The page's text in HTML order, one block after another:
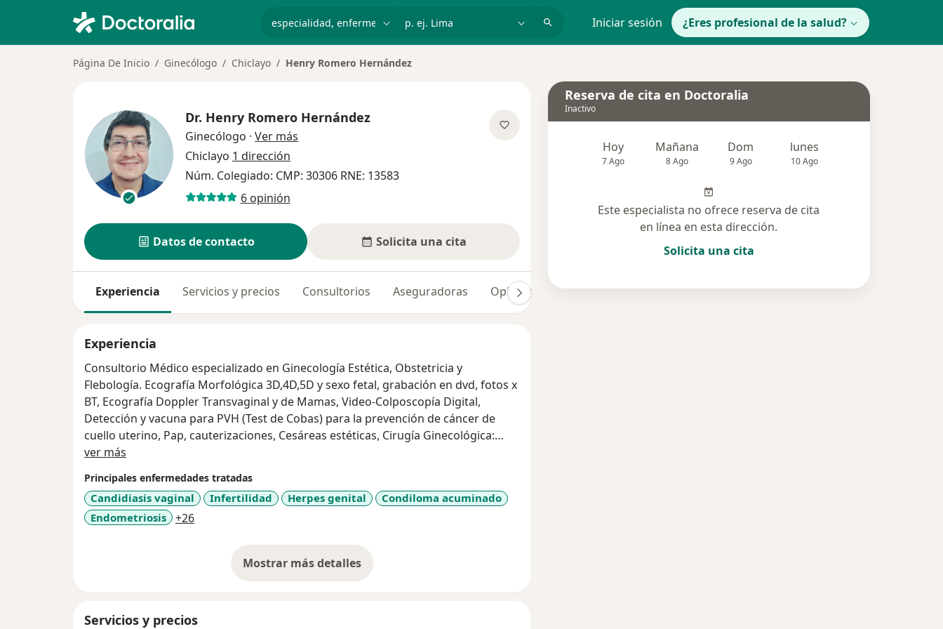
Iniciar sesión ¿Eres profesional de la salud?
Página De Inicio Ginecólogo Chiclayo Henry Romero Hernández
Dr. Henry Romero Hernández
Ginecólogo · Ver más
Chiclayo 1 dirección
Núm. Colegiado: CMP: 30306 RNE: 13583
6 opinión
Datos de contacto Solicita una cita
Experiencia Servicios y precios Consultorios Aseguradoras Opiniones (6)
Experiencia
Consultorio Médico especializado en Ginecología Estética, Obstetricia y
Flebología. Ecografía Morfológica 3D,4D,5D y sexo fetal, grabación en dvd, fotos x
BT, Ecografía Doppler Transvaginal y de Mamas, Video-Colposcopía Digital,
Detección y vacuna para PVH (Test de Cobas) para la prevención de cáncer de
cuello uterino, Pap, cauterizaciones, Cesáreas estéticas, Cirugía Ginecológica:
quistes, prolapsos, fibromas, etc., Labioplastías, Vaginoplastías, relleno de vulva,
marsupialización de quistes y abscesos de Bartholino, correción de pezón
invertido, Escleroterapia de várices con Transiluminador.
*Miembro de la Sociedad Argentina de Ginecología Estética (SARGE)
Surgery y en la Escuela de Lipoescultura del Dr Giorgio Fisher
ver más
Principales enfermedades tratadas
Candidiasis vaginal Infertilidad Herpes genital
Condiloma acuminado
Endometriosis
+26a11y_sr_more_diseases
Mostrar más detalles
sobre la experiencia
Servicios y precios
Reserva de cita en Doctoralia
Inactivo
Hoy
7 Ago
Mañana
8 Ago
Dom
9 Ago
lunes
10 Ago
Este especialista no ofrece reserva de cita
en línea en esta dirección.
Solicita una cita